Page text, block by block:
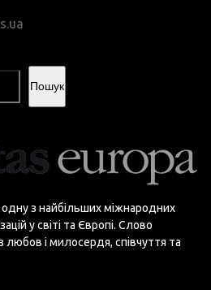
Пошук
одну з найбільших міжнародних
у світі та Європі. Слово
любов і милосердя, співчуття та